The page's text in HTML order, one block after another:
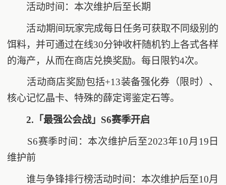
活动时间：本次维护后至长期
活动期间玩家完成每日任务可获取不同级别的
饵料，并可通过在线30分钟收杆随机钓上各式各样
的海产，从而在商店兑换奖励。每日限钓4次。
活动商店奖励包括+13装备强化券（限时）、
核心记忆晶卡、特殊的薛定谔鉴定石等。
2.「最强公会战」S6赛季开启
S6赛季时间：本次维护后至2023年10月19日
维护前
谁与争锋排行榜活动时间：本次维护后至10月